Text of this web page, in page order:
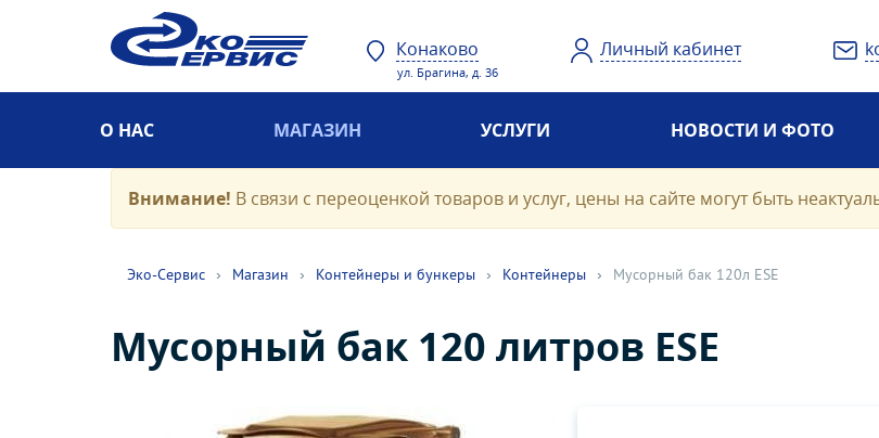
Конаково
ул. Брагина, д. 36
Личный кабинет
О НАС МАГАЗИН УСЛУГИ НОВОСТИ И ФОТО
Внимание! В связи с переоценкой товаров и услуг, цены на сайте могут быть
Эко-Cервис › Магазин › Контейнеры и бункеры › Контейнеры › Мусорный бак 120л ESE
Мусорный бак 120 литров ESE